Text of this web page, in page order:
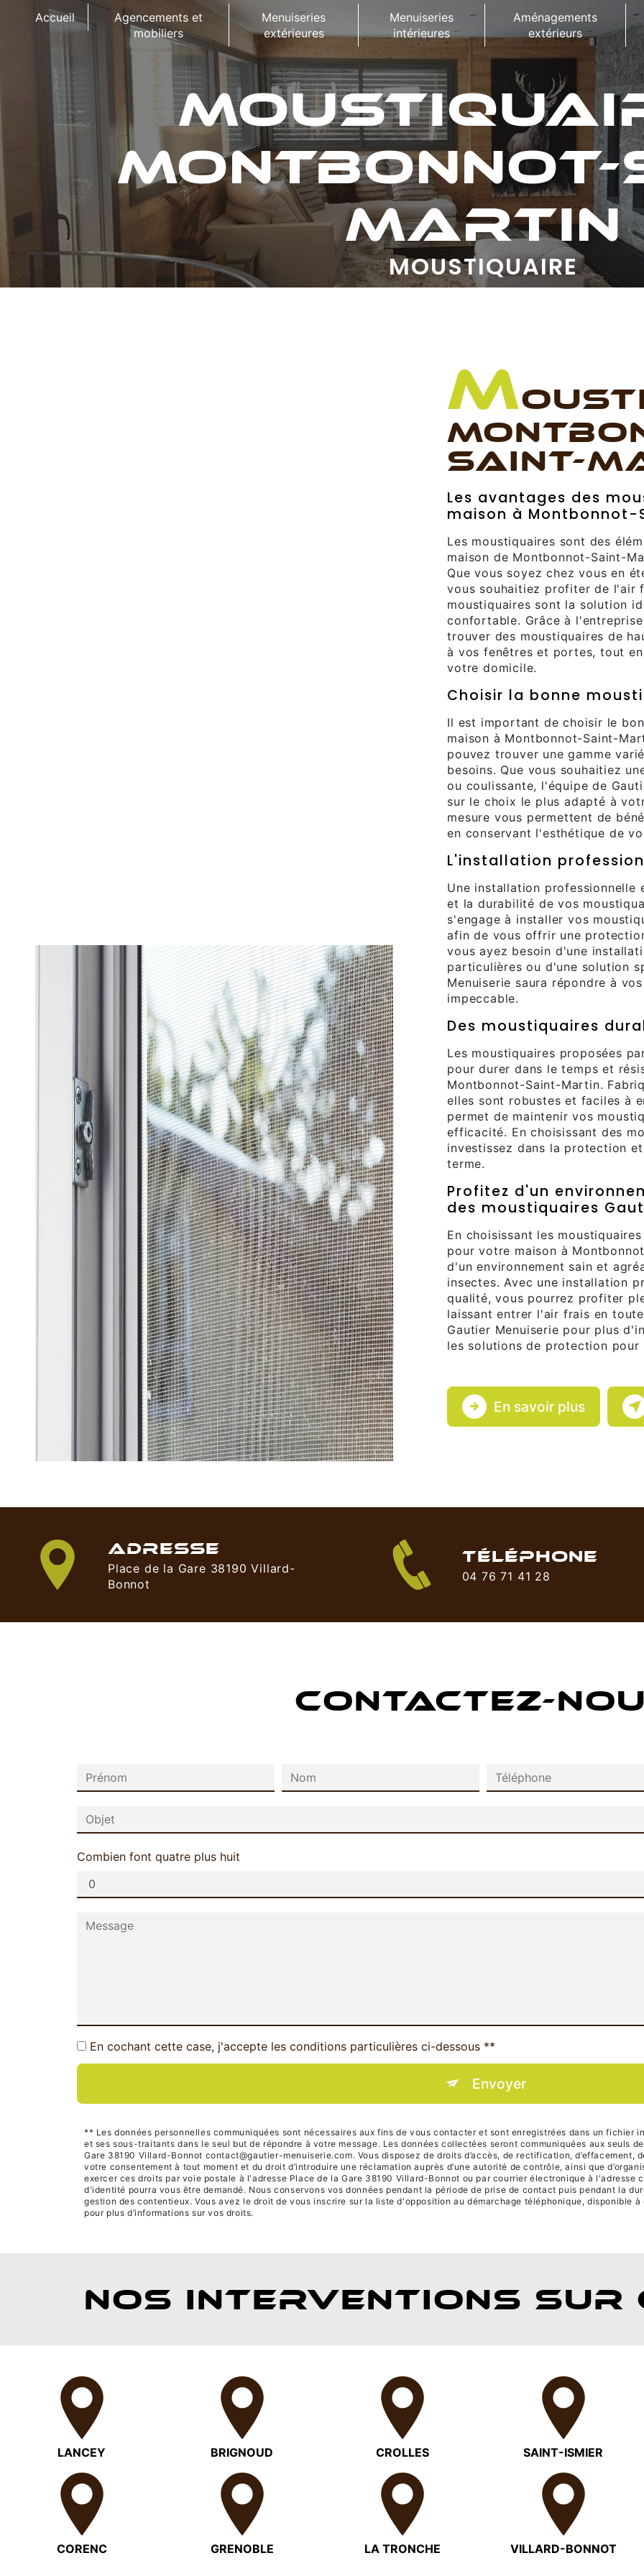
Accueil
Agencements et
mobiliers
Menuiseries
extérieures
Menuiseries
intérieures
Aménagements
extérieurs
MONTBONNOT-
MARTIN
MOUSTIQUAIRE
M
SAINT-
Les avantages des
maison à
Les moustiquaires sont des
maison de Montbonnot-Saint-
Que vous soyez chez vous en
vous souhaitiez profiter de l'air
moustiquaires sont la solution
confortable. Grâce à
trouver des moustiquaires de
à vos fenêtres et portes, tout
votre domicile.
Choisir la bonne
Il est important de choisir le
maison à Montbonnot-Saint-
pouvez trouver une gamme
besoins. Que vous souhaitiez
ou coulissante, l'équipe de
sur le choix le plus adapté à
mesure vous permettent de
en conservant l'esthétique de
L'installation
Une installation
et la durabilité de vos
s'engage à installer vos
afin de vous offrir une
vous ayez besoin d'une
particulières ou d'une solution
Menuiserie saura répondre à
impeccable.
Des moustiquaires
Les moustiquaires proposées
pour durer dans le temps et
Montbonnot-Saint-Martin.
elles sont robustes et faciles à
permet de maintenir vos
efficacité. En choisissant des
investissez dans la protection
terme.
Profitez d'un
des moustiquaires
En choisissant les
pour votre maison à
d'un environnement sain et
insectes. Avec une installation
qualité, vous pourrez profiter
laissant entrer l'air frais en
Gautier Menuiserie pour plus
les solutions de protection
En savoir plus
ADRESSE
Place de la Gare 38190 Villard-
Bonnot
TÉLÉPHONE
04 76 71 41 28
CONTACTEZ-
Combien font quatre plus huit
En cochant cette case, j'accepte les conditions particulières ci-dessous **
Envoyer
** Les données personnelles communiquées sont nécessaires aux fins de vous contacter et sont enregistrées dans un fichier
et ses sous-traitants dans le seul but de répondre à votre message. Les données collectées seront communiquées aux seuls
Gare 38190 Villard-Bonnot contact@gautier-menuiserie.com. Vous disposez de droits d’accès, de rectification, d’effacement,
votre consentement à tout moment et du droit d’introduire une réclamation auprès d’une autorité de contrôle, ainsi que
exercer ces droits par voie postale à l'adresse Place de la Gare 38190 Villard-Bonnot ou par courrier électronique à
d'identité pourra vous être demandé. Nous conservons vos données pendant la période de prise de contact puis pendant la
gestion des contentieux. Vous avez le droit de vous inscrire sur la liste d'opposition au démarchage téléphonique, disponible
pour plus d’informations sur vos droits.
NOS INTERVENTIONS SUR
LANCEY BRIGNOUD CROLLES SAINT-ISMIER
CORENC GRENOBLE LA TRONCHE VILLARD-BONNOT
Panneau de gestion des cookies